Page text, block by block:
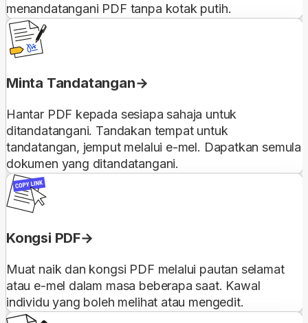
menandatangani PDF tanpa kotak putih.
Minta Tandatangan
Hantar PDF kepada sesiapa sahaja untuk
ditandatangani. Tandakan tempat untuk
tandatangan, jemput melalui e-mel. Dapatkan semula
dokumen yang ditandatangani.
Kongsi PDF
Muat naik dan kongsi PDF melalui pautan selamat
atau e-mel dalam masa beberapa saat. Kawal
individu yang boleh melihat atau mengedit.